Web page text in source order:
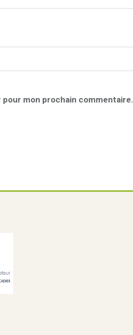
mon prochain commentaire.